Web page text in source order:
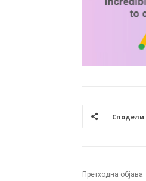
Сподели
Претходна објава